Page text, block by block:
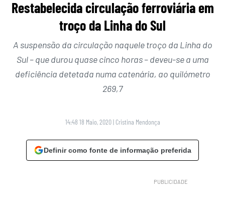
Restabelecida circulação ferroviária em
troço da Linha do Sul
A suspensão da circulação naquele troço da Linha do
Sul – que durou quase cinco horas – deveu-se a uma
deficiência detetada numa catenária, ao quilómetro
269,7
14:48 18 Maio, 2020 | Cristina Mendonça
Definir como fonte de informação preferida